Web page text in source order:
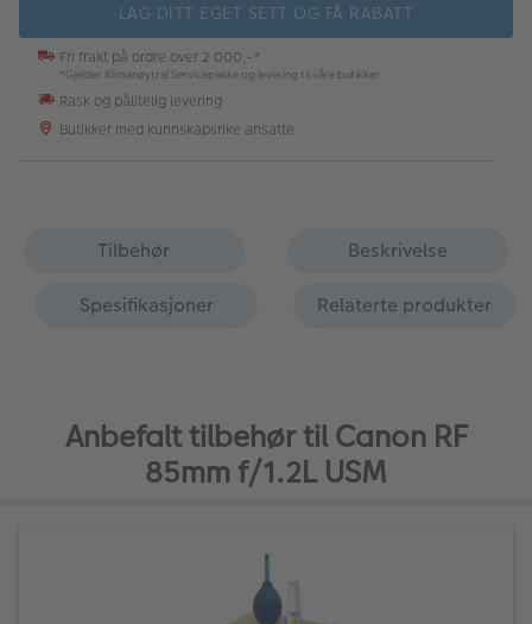
LAG DITT EGET SETT OG FÅ RABATT
Fri frakt på ordre over 2 000,-*
*Gjelder Klimanøytral Servicepakke og levering til våre butikker
Rask og pålitelig levering
Butikker med kunnskapsrike ansatte
Tilbehør
Beskrivelse
Spesifikasjoner
Relaterte produkter
Anbefalt tilbehør til Canon RF
85mm f/1.2L USM